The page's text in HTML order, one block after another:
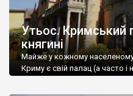
Утьос. Кримський
княгині
Майже у кожному населеному
Криму є свій палац (а часто і